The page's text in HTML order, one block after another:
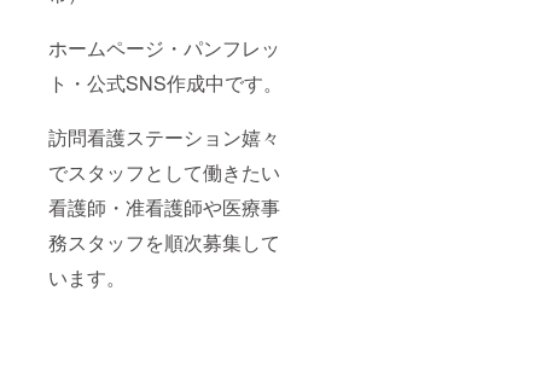
ホームページ・パンフレッ
ト・公式SNS作成中です。
訪問看護ステーション嬉々
でスタッフとして働きたい
看護師・准看護師や医療事
務スタッフを順次募集して
います。